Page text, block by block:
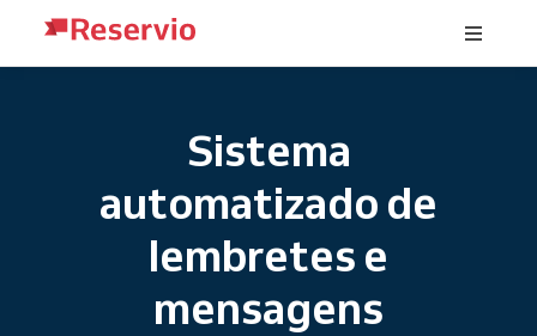
Sistema
automatizado de
lembretes e
mensagens